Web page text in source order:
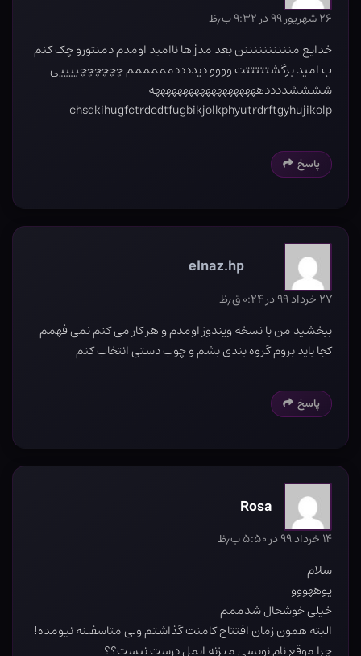
۲۶ شهریور ۹۹ در ۹:۳۲ ب٫ظ
خدایع مننننننننننن بعد مدj ها ناامید اومدم دمنتورو چک کنم
ب امید برگشتتتتتت وووو دیددددمممممم چچچچچچییییی
ششششددددهههههههههههههههههههه
chsdkihugfctrdcdtfugbikjolkphyutrdrftgyhujikolp
پاسخ
elnaz.hp
۲۷ خرداد ۹۹ در ۰:۲۴ ق٫ظ
ببخشید من با نسخه ویندوز اومدم و هر کار می کنم نمی فهمم
کجا باید بروم گروه بندی بشم و چوب دستی انتخاب کنم
پاسخ
Rosa
۱۴ خرداد ۹۹ در ۵:۵۰ ب٫ظ
سلام
یوههووو
خیلی خوشحال شدممم
البته همون زمان افتتاح کامنت گذاشتم ولی متاسفلنه نیومده!
چرا موقع نام نویسی میزنه ایمل درست نیست؟؟